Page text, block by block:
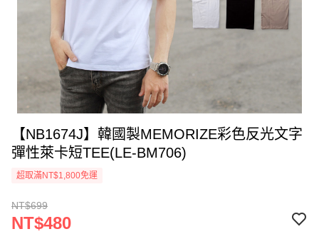
【NB1674J】韓國製MEMORIZE彩色反光文字
彈性萊卡短TEE(LE-BM706)
超取滿NT$1,800免運
NT$699
NT$480